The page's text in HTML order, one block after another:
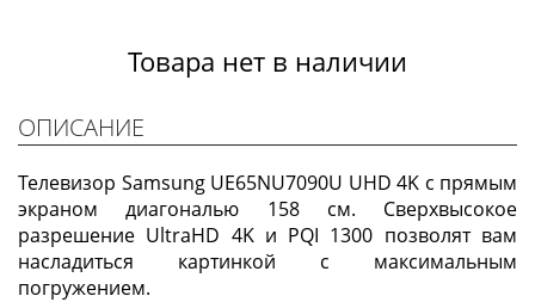
Товара нет в наличии
ОПИСАНИЕ
Телевизор Samsung UE65NU7090U UHD 4K с прямым
экраном диагональю 158 см. Сверхвысокое
разрешение UltraHD 4K и PQI 1300 позволят вам
насладиться картинкой с максимальным
погружением.